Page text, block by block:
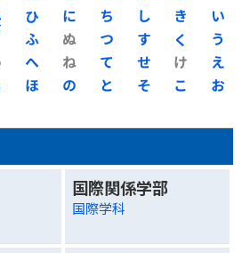
い
う
え
お
き
く
け
こ
し
す
せ
そ
ち
つ
て
と
に
ぬ
ね
の
ひ
ふ
へ
ほ
国際関係学部
国際学科